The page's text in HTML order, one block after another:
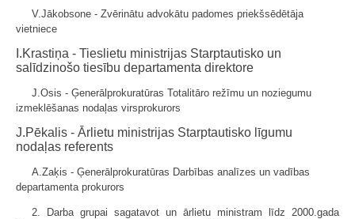
V.Jākobsone - Zvērinātu advokātu padomes priekšsēdētāja
vietniece
I.Krastiņa - Tieslietu ministrijas Starptautisko un
salīdzinošo tiesību departamenta direktore
J.Osis - Ģenerālprokuratūras Totalitāro režīmu un noziegumu
izmeklēšanas nodaļas virsprokurors
J.Pēkalis - Ārlietu ministrijas Starptautisko līgumu
nodaļas referents
A.Zaķis - Ģenerālprokuratūras Darbības analīzes un vadības
departamenta prokurors
2. Darba grupai sagatavot un ārlietu ministram līdz 2000.gada